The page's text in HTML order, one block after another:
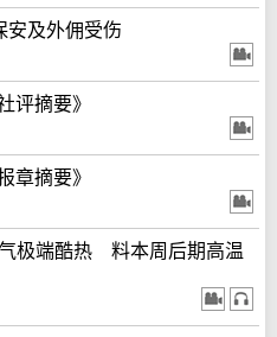
及外佣受伤
评摘要》
章摘要》
极端酷热 料本周后期高温